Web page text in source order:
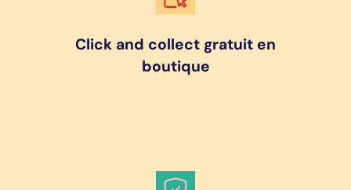
Click and collect gratuit en
boutique